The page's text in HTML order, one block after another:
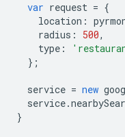
var request = {
location :
radius : 500,
type :
};
service = new
service.
}